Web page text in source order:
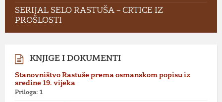
SERIJAL SELO RASTUŠA – CRTICE IZ
PROŠLOSTI
KNJIGE I DOKUMENTI
Stanovništvo Rastuše prema osmanskom popisu iz
sredine 19. vijeka
Priloga: 1